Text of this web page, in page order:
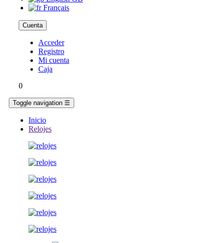
Français
Cuenta
Acceder
Registro
Mi cuenta
Caja
0
Toggle navigation ☰
Inicio
Relojes